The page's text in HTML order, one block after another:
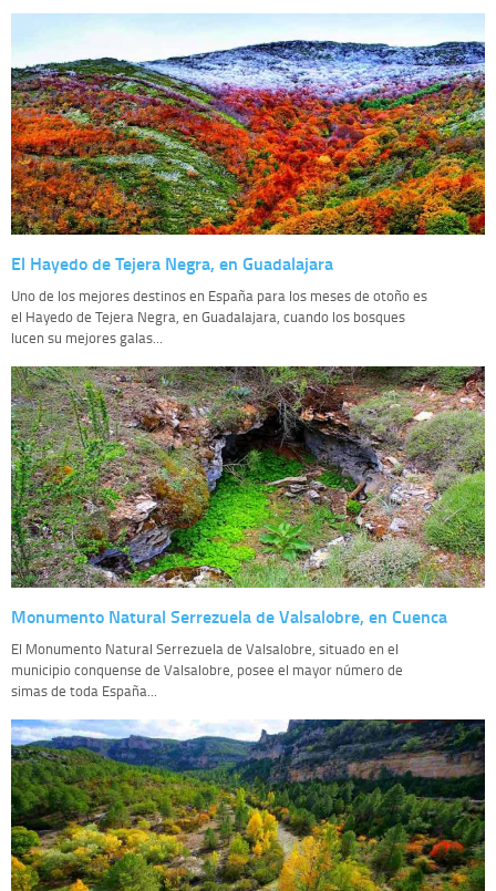
El Hayedo de Tejera Negra, en Guadalajara
Uno de los mejores destinos en España para los meses de otoño es
el Hayedo de Tejera Negra, en Guadalajara, cuando los bosques
lucen su mejores galas...
Monumento Natural Serrezuela de Valsalobre, en Cuenca
El Monumento Natural Serrezuela de Valsalobre, situado en el
municipio conquense de Valsalobre, posee el mayor número de
simas de toda España...